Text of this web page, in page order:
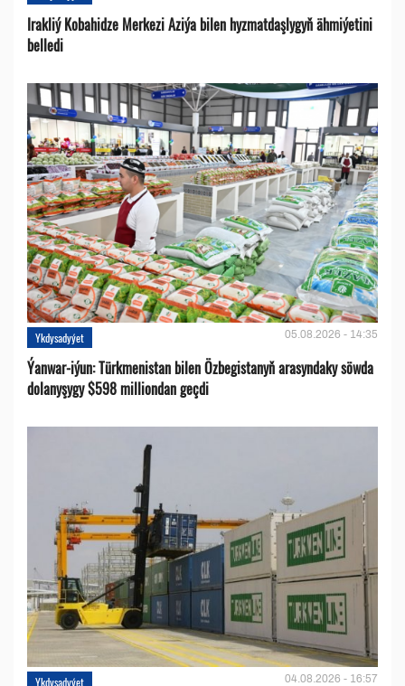
Irakliý Kobahidze Merkezi Aziýa bilen hyzmatdaşlygyň ähmiýetini
belledi
Ykdysadyýet 05.08.2026 - 14:35
Ýanwar-iýun: Türkmenistan bilen Özbegistanyň arasyndaky söwda
dolanyşygy $598 milliondan geçdi
Ykdysadyýet 04.08.2026 - 16:57